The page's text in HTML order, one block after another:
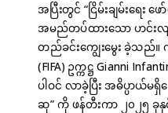
အပြီးတွင် “ငြိမ်းချမ်းရေး
အမည်တပ်ထားသော ဟင်း
တည်ခင်းကျွေးမွေး ခဲ့သည်။
(FIFA) ဥက္ကဋ္ဌ Gianni
ပါဝင် လာခဲ့ပြီး အဓိပ္ပာယ်မရှိသ
ဆု” ကို ဖန်တီးကာ ၂၀၂၅ ခု